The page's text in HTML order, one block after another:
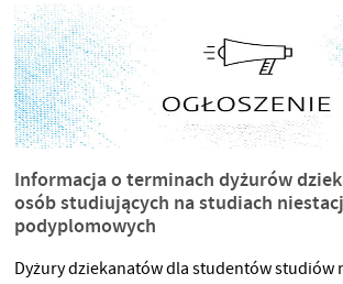
branży gier komputerowych. Praca nad tym
Informacja o terminach dyżurów
osób studiujących na studiach
podyplomowych
Dyżury dziekanatów dla studentów studiów